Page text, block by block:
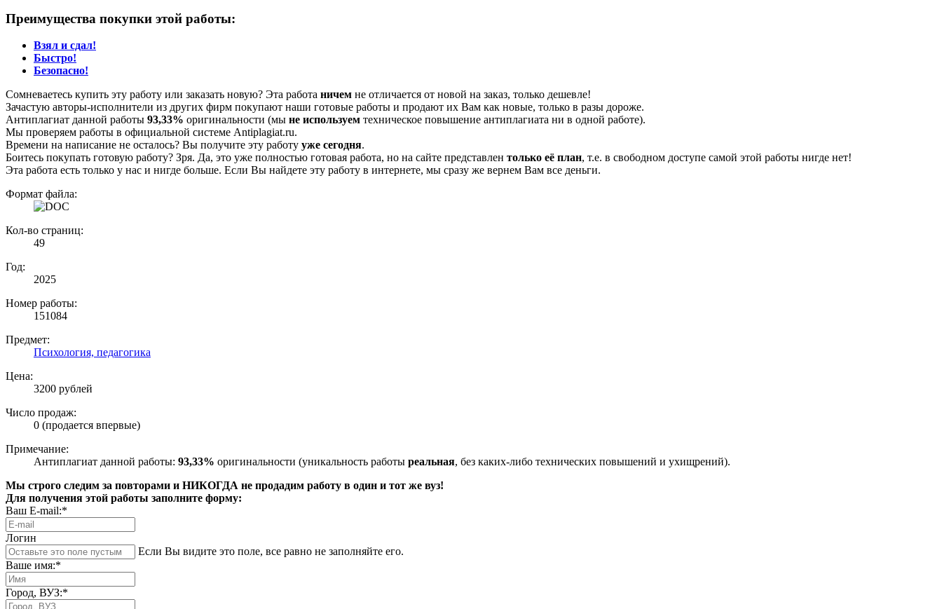
Преимущества покупки этой работы:
Взял и сдал!
Быстро!
Безопасно!
Сомневаетесь купить эту работу или заказать новую? Эта работа ничем не отличается от новой на заказ, только дешевле!
Зачастую авторы-исполнители из других фирм покупают наши готовые работы и продают их Вам как новые, только в разы дороже.
Антиплагиат данной работы 93,33% оригинальности (мы не используем техническое повышение антиплагиата ни в одной работе).
Мы проверяем работы в официальной системе Аntiplagiat.ru.
Времени на написание не осталось? Вы получите эту работу уже сегодня.
Боитесь покупать готовую работу? Зря. Да, это уже полностью готовая работа, но на сайте представлен только её план, т.е. в свободном доступе самой этой работы нигде нет!
Эта работа есть только у нас и нигде больше. Если Вы найдете эту работу в интернете, мы сразу же вернем Вам все деньги.
Формат файла:
Кол-во страниц:
49
Год:
2025
Номер работы:
151084
Предмет:
Психология, педагогика
Цена:
3200 рублей
Число продаж:
0 (продается впервые)
Примечание:
Антиплагиат данной работы: 93,33% оригинальности (уникальность работы реальная, без каких-либо технических повышений и ухищрений).
Мы строго следим за повторами и НИКОГДА не продадим работу в один и тот же вуз!
Для получения этой работы заполните форму:
Ваш E-mail:*
Логин
Если Вы видите это поле, все равно не заполняйте его.
Ваше имя:*
Город, ВУЗ:*